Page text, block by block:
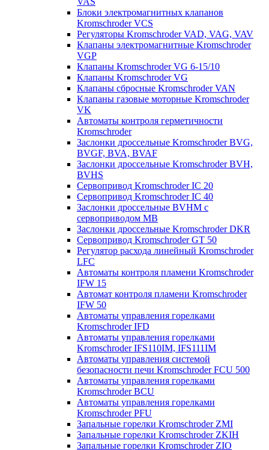
Блоки электромагнитных клапанов
Kromschroder VCS
Регуляторы Kromschroder VAD, VAG, VAV
Клапаны электромагнитные Kromschroder
VGP
Клапаны Kromschroder VG 6-15/10
Клапаны Kromschroder VG
Клапаны сбросные Kromschroder VAN
Клапаны газовые моторные Kromschroder
VK
Автоматы контроля герметичности
Kromschroder
Заслонки дроссельные Kromschroder BVG,
BVGF, BVA, BVAF
Заслонки дроссельные Kromschroder BVH,
BVHS
Сервопривод Kromschroder IC 20
Сервопривод Kromschroder IC 40
Заслонки дроссельные BVHM с
сервоприводом МВ
Заслонки дроссельные Kromschroder DKR
Cервопривод Kromschroder GT 50
Регулятор расхода линейный Kromschroder
LFC
Автоматы контроля пламени Kromschroder
IFW 15
Автомат контроля пламени Kromschroder
IFW 50
Автоматы управления горелками
Kromschroder IFD
Автоматы управления горелками
Kromschroder IFS110IM, IFS111IM
Автоматы управления системой
безопасности печи Kromschroder FCU 500
Автоматы управления горелками
Kromschroder BCU
Автоматы управления горелками
Kromschroder PFU
Запальные горелки Kromschroder ZМI
Запальные горелки Kromschroder ZKIH
Запальные горелки Kromschroder ZIO